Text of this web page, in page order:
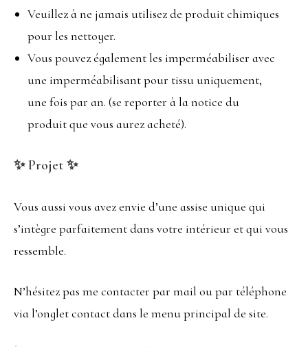
Veuillez à ne jamais utilisez de produit chimiques
pour les nettoyer.
Vous pouvez également les imperméabiliser avec
une imperméabilisant pour tissu uniquement,
une fois par an. (se reporter à la notice du
produit que vous aurez acheté).
✨ Projet ✨
Vous aussi vous avez envie d’une assise unique qui
s’intègre parfaitement dans votre intérieur et qui vous
ressemble.
N’hésitez pas me contacter par mail ou par téléphone
via l’onglet contact dans le menu principal de site.